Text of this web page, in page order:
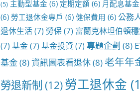
(5) 主動型基金 (6) 定期定額 (6) 月配息基金
(6) 勞工退休金專戶 (6) 健保費用 (6) 公務
退休生活(7) 勞保(7) 富蘭克林坦伯頓
(7) 基金(7) 基金投資 (7) 專題企劃 (8)
基金(8)資訊圖表看退休(8)老年年
勞退新制 (12)勞工退休金